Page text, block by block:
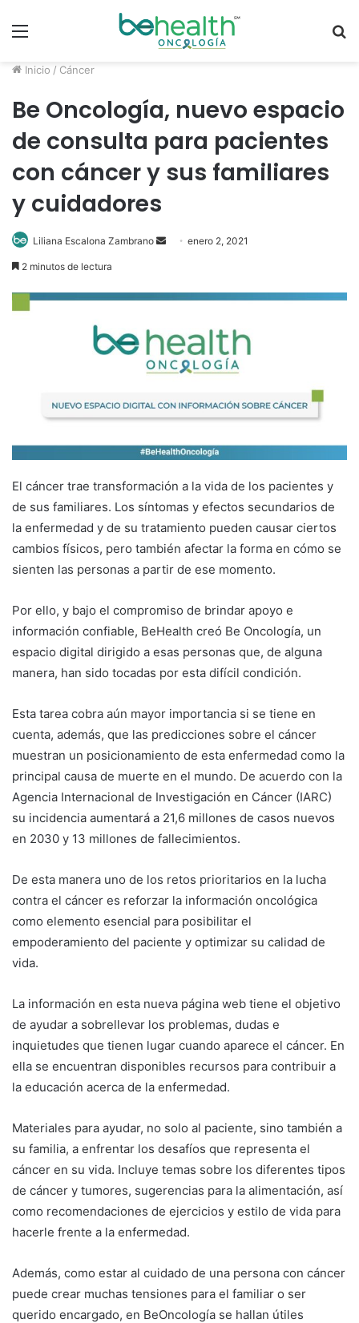
Menú
Inicio / Cáncer
Be Oncología, nuevo espacio
de consulta para pacientes
con cáncer y sus familiares
y cuidadores
Liliana Escalona Zambrano
Sendenero 2, 2021
2 minutos de lectura
El cáncer trae transformación a la vida de los pacientes y
de sus familiares. Los síntomas y efectos secundarios de
la enfermedad y de su tratamiento pueden causar ciertos
cambios físicos, pero también afectar la forma en cómo se
sienten las personas a partir de ese momento.
Por ello, y bajo el compromiso de brindar apoyo e
información confiable, BeHealth creó Be Oncología, un
espacio digital dirigido a esas personas que, de alguna
manera, han sido tocadas por esta difícil condición.
Esta tarea cobra aún mayor importancia si se tiene en
cuenta, además, que las predicciones sobre el cáncer
muestran un posicionamiento de esta enfermedad como la
principal causa de muerte en el mundo. De acuerdo con la
Agencia Internacional de Investigación en Cáncer (IARC)
su incidencia aumentará a 21,6 millones de casos nuevos
en 2030 y 13 millones de fallecimientos.
De esta manera uno de los retos prioritarios en la lucha
contra el cáncer es reforzar la información oncológica
como elemento esencial para posibilitar el
empoderamiento del paciente y optimizar su calidad de
vida.
La información en esta nueva página web tiene el objetivo
de ayudar a sobrellevar los problemas, dudas e
inquietudes que tienen lugar cuando aparece el cáncer. En
ella se encuentran disponibles recursos para contribuir a
la educación acerca de la enfermedad.
Materiales para ayudar, no solo al paciente, sino también a
su familia, a enfrentar los desafíos que representa el
cáncer en su vida. Incluye temas sobre los diferentes tipos
de cáncer y tumores, sugerencias para la alimentación, así
como recomendaciones de ejercicios y estilo de vida para
hacerle frente a la enfermedad.
Además, como estar al cuidado de una persona con cáncer
puede crear muchas tensiones para el familiar o ser
querido encargado, en BeOncología se hallan útiles